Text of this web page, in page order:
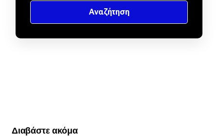
Διαβάστε ακόμα